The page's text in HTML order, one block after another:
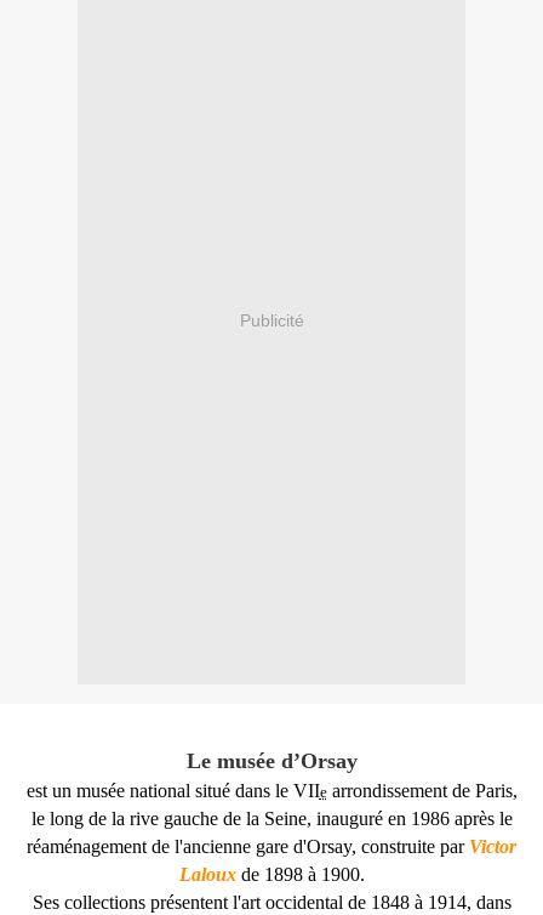
Publicité
Le musée d’Orsay
est un musée national situé dans le VIIearrondissement de Paris,
le long de la rive gauche de la Seine, inauguré en 1986 après le
réaménagement de l'ancienne gare d'Orsay, construite par Victor
Lalouxde 1898 à 1900.
Ses collections présentent l'art occidental de 1848 à 1914, dans